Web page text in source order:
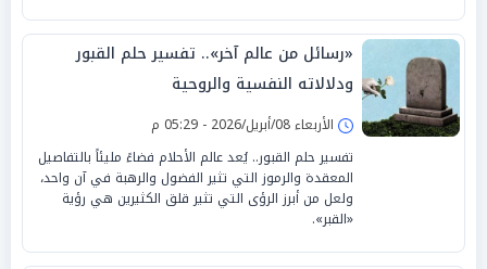
«رسائل من عالم آخر».. تفسير حلم القبور
ودلالاته النفسية والروحية
الأربعاء 08/أبريل/2026 - 05:29 م
تفسير حلم القبور.. يُعد عالم الأحلام فضاءً مليئاً بالتفاصيل
المعقدة والرموز التي تثير الفضول والرهبة في آن واحد،
ولعل من أبرز الرؤى التي تثير قلق الكثيرين هي رؤية
«القبر».